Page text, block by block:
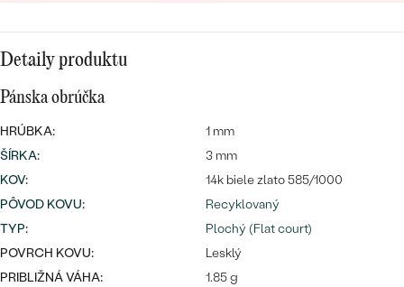
Detaily produktu
Pánska obrúčka
HRÚBKA:
1 mm
ŠÍRKA:
3 mm
KOV:
14k biele zlato 585/1000
PÔVOD KOVU:
Recyklovaný
TYP:
Plochý (Flat court)
POVRCH KOVU:
Lesklý
PRIBLIŽNÁ VÁHA:
1.85 g